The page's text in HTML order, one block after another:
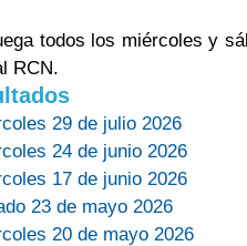
todos los miércoles y
RCN.
29 de julio 2026
24 de junio 2026
17 de junio 2026
23 de mayo 2026
20 de mayo 2026